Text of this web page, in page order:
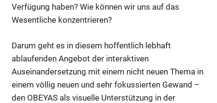
Verfügung haben? Wie können wir uns auf das
Wesentliche konzentrieren?
Darum geht es in diesem hoffentlich lebhaft
ablaufenden Angebot der interaktiven
Auseinandersetzung mit einem nicht neuen Thema in
einem völlig neuen und sehr fokussierten Gewand –
den OBEYAS als visuelle Unterstützung in der